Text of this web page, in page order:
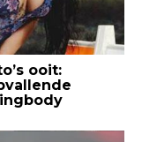
ooit: